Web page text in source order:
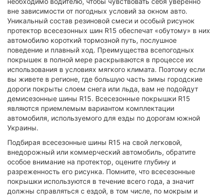
вне зависимости от погодных условий за окном авто.
Уникальный состав резиновой смеси и особый рисунок
протектор всесезонных шин R15 обеспечат «обутому» в них
автомобилю короткий тормозной путь, послушное
поведение и плавный ход. Преимущества всепогодных
покрышек в полной мере раскрываются в процессе их
использования в условиях мягкого климата. Поэтому если
вы живете в регионе, где большую часть зимы городские
дороги покрыты слоем снега или льда, вам не подойдут
демисезонные шины R15. Всесезонные покрышки R15
являются приемлемым вариантом комплектации
автомобиля, используемого для езды по дорогам южной
Украины.
Подбирая всесезонные шины R15 на свой легковой,
внедорожный или коммерческий автомобиль, обратите
особое внимание на протектор, оцените глубину и
разреженность его рисунка. Помните, что всесезонные
покрышки используются в течение всего года, а значит
должны справляться с ездой, в том числе, по мокрым и